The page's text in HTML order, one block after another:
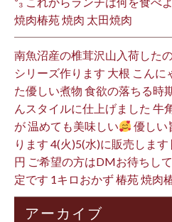
焼肉椿苑 焼肉 太田焼肉
南魚沼産の椎茸沢山入荷した
シリーズ作ります 大根 こんに
た優しい煮物 食欲の落ちる時
んスタイルに仕上げました 牛
が 温めても美味しい
優しい
ります 4(火)5(水)に販売しま
円 ご希望の方はDMお待ちし
定です 1キロおかず 椿苑 焼肉
アーカイブ